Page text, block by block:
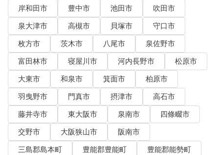
岸和田市
豊中市 池田市
吹田市
泉大津市
高槻市 貝塚市
守口市
枚方市
茨木市 八尾市
泉佐野市
富田林市
寝屋川市 河内長野市
松原市
大東市
和泉市 箕面市
柏原市
羽曳野市
門真市 摂津市
高石市
藤井寺市
東大阪市 泉南市
四條畷市
交野市
大阪狭山市
阪南市
三島郡島本町
豊能郡豊能町
豊能郡能勢町